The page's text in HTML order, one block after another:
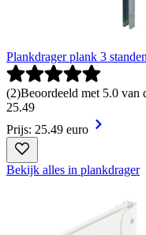
Plankdrager plank 3
(2)Beoordeeld met 5.0 van
25.49
Prijs: 25.49 euro
Bekijk alles in plankdrager